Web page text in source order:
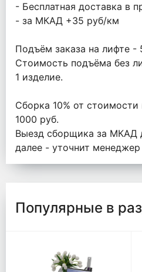
- Бесплатная доставка в
- за МКАД +35 руб/км
Подъём заказа на лифте -
Стоимость подъёма без
1 изделие.
Сборка 10% от
1000 руб.
Выезд сборщика за МКАД
далее - уточнит менеджер
Популярные в